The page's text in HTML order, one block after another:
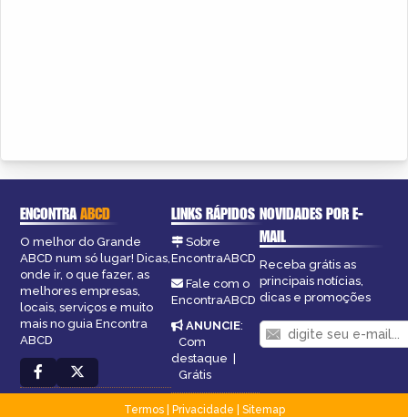
ENCONTRAABCD
O melhor do Grande
ABCD num só lugar! Dicas,
onde ir, o que fazer, as
melhores empresas,
locais, serviços e muito
mais no guia Encontra
ABCD
LINKS RÁPIDOS
Sobre
EncontraABCD
Fale com o
EncontraABCD
ANUNCIE:
Com
destaque |
Grátis
NOVIDADES POR E-
MAIL
Receba grátis as
principais notícias,
dicas e promoções
Termos| Privacidade
Sitemap